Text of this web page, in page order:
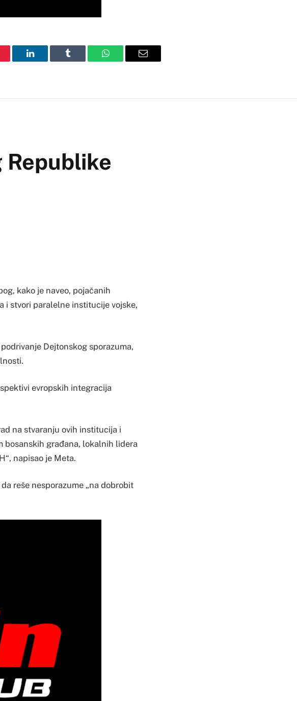
LinkedIn Tumblr WhatsAppEmail
Republike
kako je naveo, pojačanih
i stvori paralelne institucije vojske,
Dejtonskog sporazuma,
evropskih integracija
na stvaranju ovih institucija i
bosanskih građana, lokalnih lidera
napisao je Meta.
reše nesporazume „na dobrobit